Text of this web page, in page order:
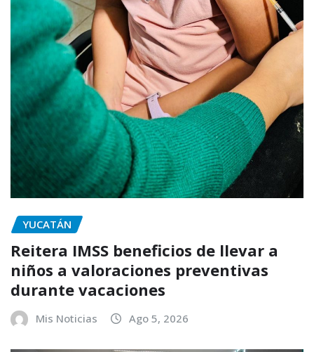
YUCATÁN
Reitera IMSS beneficios de llevar a
niños a valoraciones preventivas
durante vacaciones
Mis Noticias Ago 5, 2026